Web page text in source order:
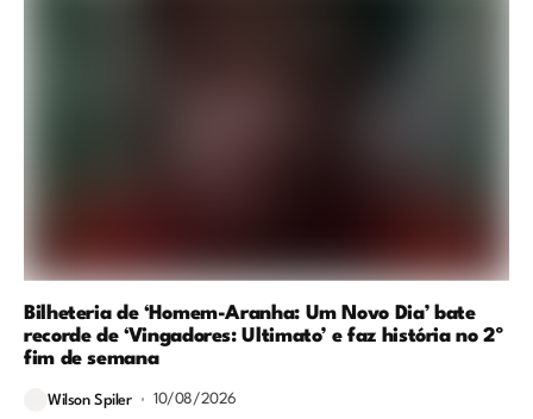
Bilheteria de ‘Homem-Aranha: Um Novo Dia’ bate
recorde de ‘Vingadores: Ultimato’ e faz história no 2º
fim de semana
Wilson Spiler 10/08/2026